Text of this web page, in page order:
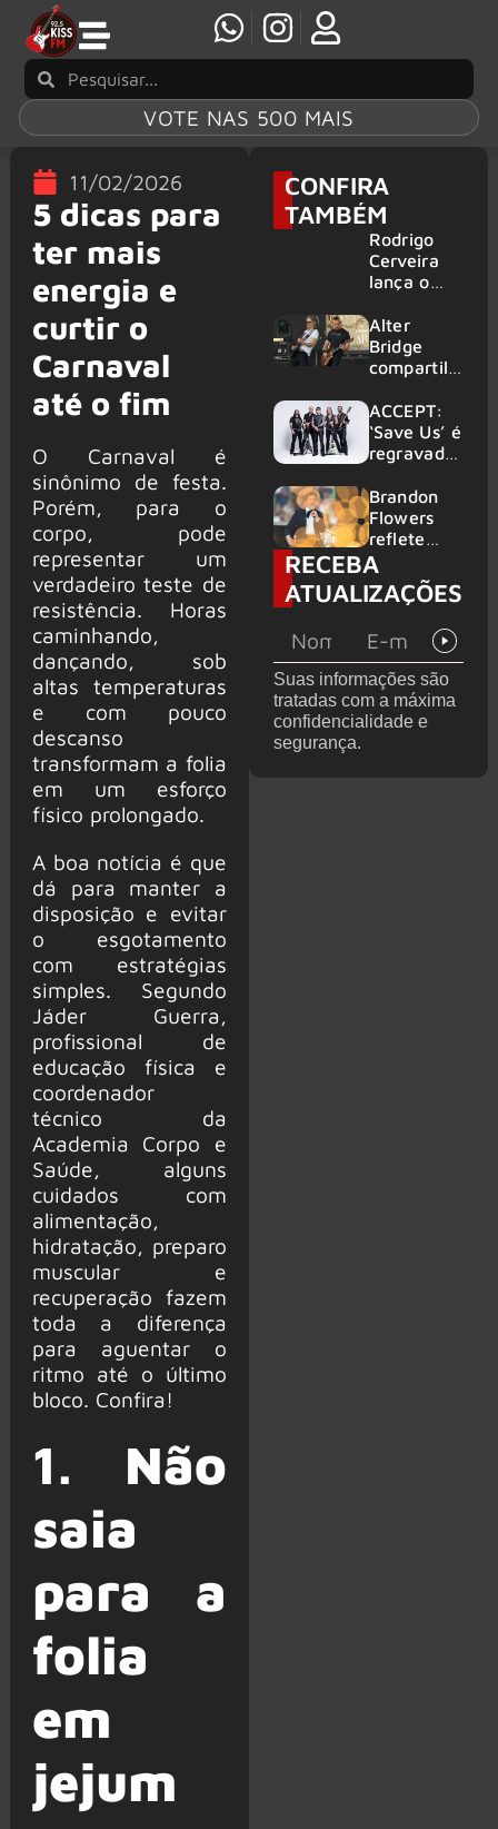
VOTE NAS 500 MAIS
11/02/2026
5 dicas para
ter mais
energia e
curtir o
Carnaval
até o fim
O Carnaval é
sinônimo de festa.
Porém, para o
corpo, pode
representar um
verdadeiro teste de
resistência. Horas
caminhando,
dançando, sob
altas temperaturas
e com pouco
descanso
transformam a folia
em um esforço
físico prolongado.
A boa notícia é que
dá para manter a
disposição e evitar
o esgotamento
com estratégias
simples. Segundo
Jáder Guerra,
profissional de
educação física e
coordenador
técnico da
Academia Corpo e
Saúde, alguns
cuidados com
alimentação,
hidratação, preparo
muscular e
recuperação fazem
toda a diferença
para aguentar o
ritmo até o último
bloco. Confira!
1. Não
saia
para a
folia
em
jejum
CONFIRA
TAMBÉM
Rodrigo
Cerveira
lança o
Searcher”
Alter
Bridge
compartilh
vivo de
“Fortress”
gravada
am Ring
2026
ACCEPT:
‘Save Us’ é
regravada
membros
do GHOST
e KORN
Brandon
Flowers
reflete
sobre o
futuro e
levanta
de de
deixar os
palcos
RECEBA
ATUALIZAÇÕES
Suas informações são
tratadas com a máxima
confidencialidade e
segurança.